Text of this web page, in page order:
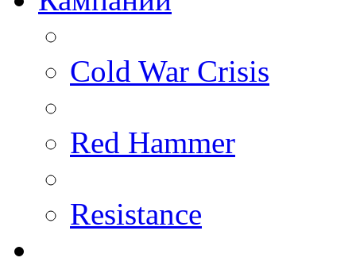
Cold War Crisis
Red Hammer
Resistance